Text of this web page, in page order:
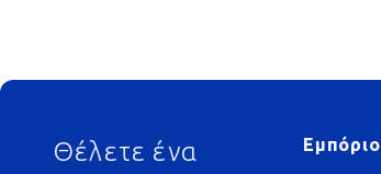
Footer
Θέλετε ένα
Εμπόριο